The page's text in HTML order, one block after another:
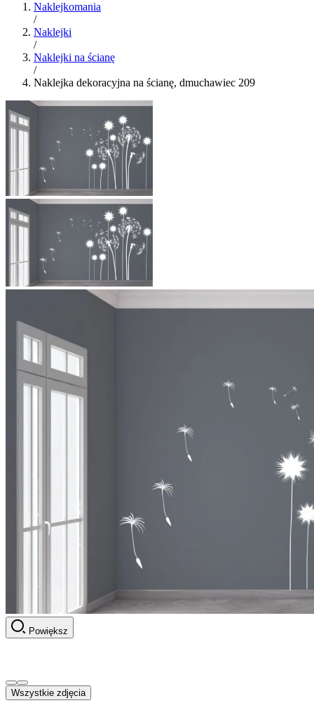
Naklejkomania
/
Naklejki
/
Naklejki na ścianę
/
Naklejka dekoracyjna na ścianę, dmuchawiec 209
Powiększ
Wszystkie zdjęcia